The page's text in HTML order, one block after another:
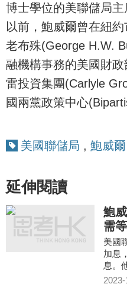
博士學位的美聯儲局
以前，鮑威爾曾在紐
老布殊(George H.W.
融機構事務的美國財
雷投資集團(Carlyle
國兩黨政策中心
美國聯儲局 , 鮑威爾
延伸閱讀
鮑
需
美國
加息
息。
示經